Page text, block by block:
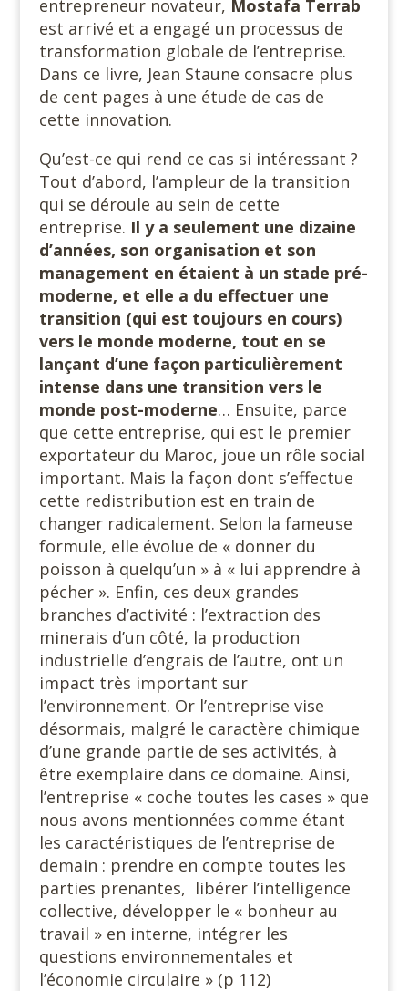
entrepreneur novateur, Mostafa Terrab
est arrivé et a engagé un processus de
transformation globale de l’entreprise.
Dans ce livre, Jean Staune consacre plus
de cent pages à une étude de cas de
cette innovation.
Qu’est-ce qui rend ce cas si intéressant ?
Tout d’abord, l’ampleur de la transition
qui se déroule au sein de cette
entreprise. Il y a seulement une dizaine
d’années, son organisation et son
management en étaient à un stade pré-
moderne, et elle a du effectuer une
transition (qui est toujours en cours)
vers le monde moderne, tout en se
lançant d’une façon particulièrement
intense dans une transition vers le
monde post-moderne… Ensuite, parce
que cette entreprise, qui est le premier
exportateur du Maroc, joue un rôle social
important. Mais la façon dont s’effectue
cette redistribution est en train de
changer radicalement. Selon la fameuse
formule, elle évolue de « donner du
poisson à quelqu’un » à « lui apprendre à
pécher ». Enfin, ces deux grandes
branches d’activité : l’extraction des
minerais d’un côté, la production
industrielle d’engrais de l’autre, ont un
impact très important sur
l’environnement. Or l’entreprise vise
désormais, malgré le caractère chimique
d’une grande partie de ses activités, à
être exemplaire dans ce domaine. Ainsi,
l’entreprise « coche toutes les cases » que
nous avons mentionnées comme étant
les caractéristiques de l’entreprise de
demain : prendre en compte toutes les
parties prenantes, libérer l’intelligence
collective, développer le « bonheur au
travail » en interne, intégrer les
questions environnementales et
l’économie circulaire » (p 112)